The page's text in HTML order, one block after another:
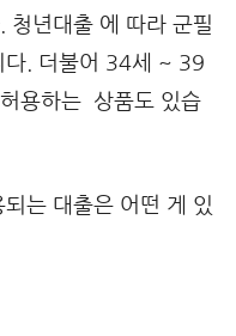
청년대출 에 따라 군필
다. 더불어 34세 ~ 39
용하는 상품도 있습
는 대출은 어떤 게 있